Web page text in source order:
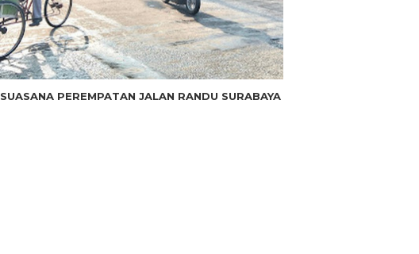
SUASANA PEREMPATAN JALAN RANDU SURABAYA